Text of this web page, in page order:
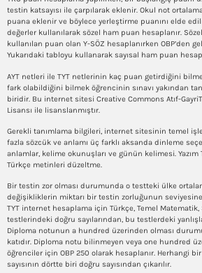
testin katsayısı ile çarpılarak eklenir. Okul not
puana eklenir ve böylece yerleştirme puanını elde
değerler kullanılarak sözel ham puan hesaplanır.
kullanılan puan olan Y-SÖZ hesaplanırken OBP’den
Yukarıdaki tabloyu kullanarak sayısal ham puan
AYT netleri ile TYT netlerinin kaç puan getirdiğini
fark olabildiğini bilmek öğrencinin sınavı yakından
biridir. Bu internet sitesi Creative Commons Atıf-
Lisansı ile lisanslanmıştır.
Gerekli tanımlama bilgileri, internet sitesinin temel
fazla sözcük ve anlamı üç farklı aksanda dinleme
anlamlar, kelime okunuşları ve günün kelimesi.
Türkçe metinleri düzeltme.
Bir testin zor olması durumunda o testteki ülke
değişikliklerin miktarı bir testin zorluğunun seviyesine
TYT internet hesaplama için Türkçe, Temel
testlerindeki doğru sayılarından, bu testlerdeki
Diploma notunun a hundred üzerinden olması
katıdır. Diploma notu bilinmeyen veya one hundred
öğrenciler için OBP 250 olarak hesaplanır. Herhangi
sayısının dörtte biri doğru sayısından çıkarılır.